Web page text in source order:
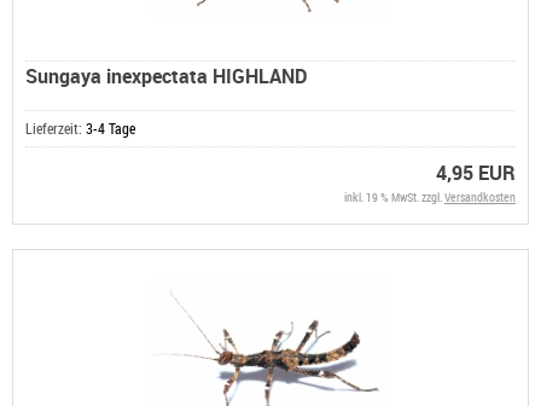
Sungaya inexpectata HIGHLAND
Lieferzeit: 3-4 Tage
4,95 EUR
inkl. 19 % MwSt. zzgl.Versandkosten